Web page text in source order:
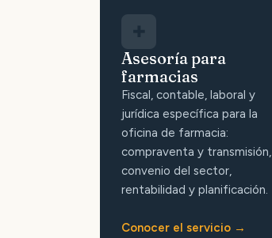
Asesoría para
farmacias
Fiscal, contable, laboral y
jurídica específica para la
oficina de farmacia:
compraventa y transmisión,
convenio del sector,
rentabilidad y planificación.
Conocer el servicio